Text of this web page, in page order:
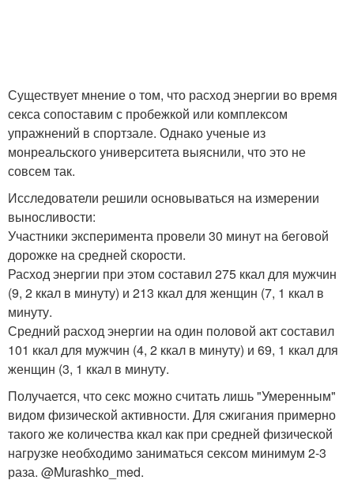
Существует мнение о том, что расход энергии во время
секса сопоставим с пробежкой или комплексом
упражнений в спортзале. Однако ученые из
монреальского университета выяснили, что это не
совсем так.
Исследователи решили основываться на измерении
выносливости:
Участники эксперимента провели 30 минут на беговой
дорожке на средней скорости.
Расход энергии при этом составил 275 ккал для мужчин
(9, 2 ккал в минуту) и 213 ккал для женщин (7, 1 ккал в
минуту.
Средний расход энергии на один половой акт составил
101 ккал для мужчин (4, 2 ккал в минуту) и 69, 1 ккал для
женщин (3, 1 ккал в минуту.
Получается, что секс можно считать лишь "Умеренным"
видом физической активности. Для сжигания примерно
такого же количества ккал как при средней физической
нагрузке необходимо заниматься сексом минимум 2-3
раза. @Murashko_med.